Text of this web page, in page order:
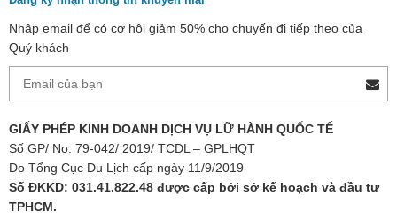
Nhập email để có cơ hội giảm 50% cho chuyến đi tiếp theo của
Quý khách
GIẤY PHÉP KINH DOANH DỊCH VỤ LỮ HÀNH QUỐC TẾ
Số GP/ No: 79-042/ 2019/ TCDL – GPLHQT
Do Tổng Cục Du Lịch cấp ngày 11/9/2019
Số ĐKKD: 031.41.822.48 được cấp bởi sở kế hoạch và đầu tư
TPHCM.